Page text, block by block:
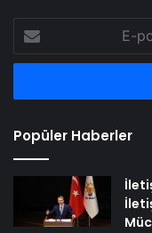
posta
adresinizi
Popüler Haberler